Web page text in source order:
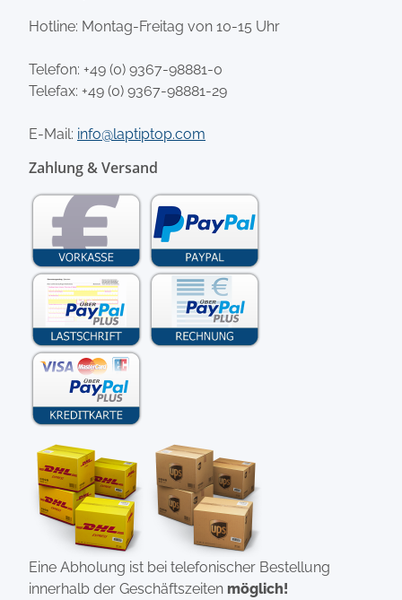
Hotline: Montag-Freitag von 10-15 Uhr
Telefon: +49 (0) 9367-98881-0
Telefax: +49 (0) 9367-98881-29
E-Mail: info@laptiptop.com
Zahlung & Versand
Eine Abholung ist bei telefonischer Bestellung
innerhalb der Geschäftszeiten möglich!